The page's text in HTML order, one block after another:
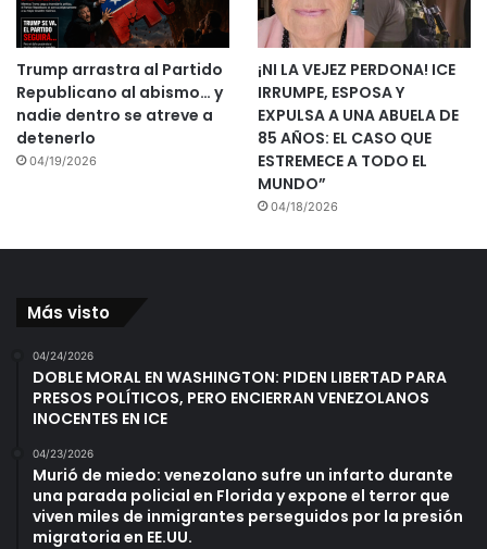
Trump arrastra al Partido
Republicano al abismo… y
nadie dentro se atreve a
detenerlo
04/19/2026
¡NI LA VEJEZ PERDONA! ICE
IRRUMPE, ESPOSA Y
EXPULSA A UNA ABUELA DE
85 AÑOS: EL CASO QUE
ESTREMECE A TODO EL
MUNDO”
04/18/2026
Más visto
04/24/2026
DOBLE MORAL EN WASHINGTON: PIDEN LIBERTAD PARA
PRESOS POLÍTICOS, PERO ENCIERRAN VENEZOLANOS
INOCENTES EN ICE
04/23/2026
Murió de miedo: venezolano sufre un infarto durante
una parada policial en Florida y expone el terror que
viven miles de inmigrantes perseguidos por la presión
migratoria en EE.UU.